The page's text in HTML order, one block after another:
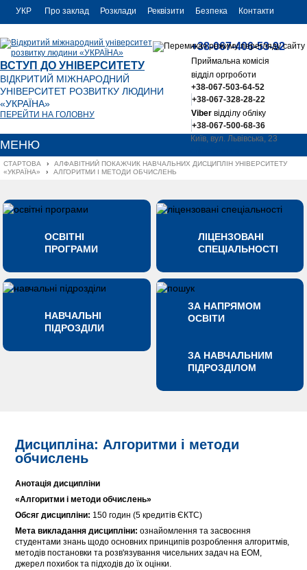
УКР
ENG
Про заклад Розклади Реквізити Безпека Контакти
ВСТУП ДО УНІВЕРСИТЕТУ
ВІДКРИТИЙ МІЖНАРОДНИЙ
УНІВЕРСИТЕТ РОЗВИТКУ ЛЮДИНИ
«УКРАЇНА»
ПЕРЕЙТИ НА ГОЛОВНУ
+38-067-406-53-92
Приймальна комісія
відділ оргроботи
+38-067-503-64-52
+38-067-328-28-22
Viberвідділу обліку
+38-067-500-68-36
Київ, вул. Львівська, 23
МЕНЮ
СТАРТОВА ›
АЛФАВІТНИЙ ПОКАЖЧИК НАВЧАЛЬНИХ ДИСЦИПЛІН УНІВЕРСИТЕТУ
«УКРАЇНА»
› АЛГОРИТМИ І МЕТОДИ ОБЧИСЛЕНЬ
ОСВІТНІ
ПРОГРАМИ
ЛІЦЕНЗОВАНІ
СПЕЦІАЛЬНОСТІ
НАВЧАЛЬНІ
ПІДРОЗДІЛИ
ЗА НАПРЯМОМ
ОСВІТИ
ЗА НАВЧАЛЬНИМ
ПІДРОЗДІЛОМ
Дисципліна: Алгоритми і методи
обчислень
Анотація дисципліни
«Алгоритми і методи обчислень»
Обсяг дисципліни: 150 годин (5 кредитів ЄКТС)
Мета викладання дисципліни: ознайомлення та засвоєння
студентами знань щодо основних принципів розроблення алгоритмів,
методів постановки та розв'язування чисельних задач на ЕОМ,
джерел похибок та підходів до їх оцінки.